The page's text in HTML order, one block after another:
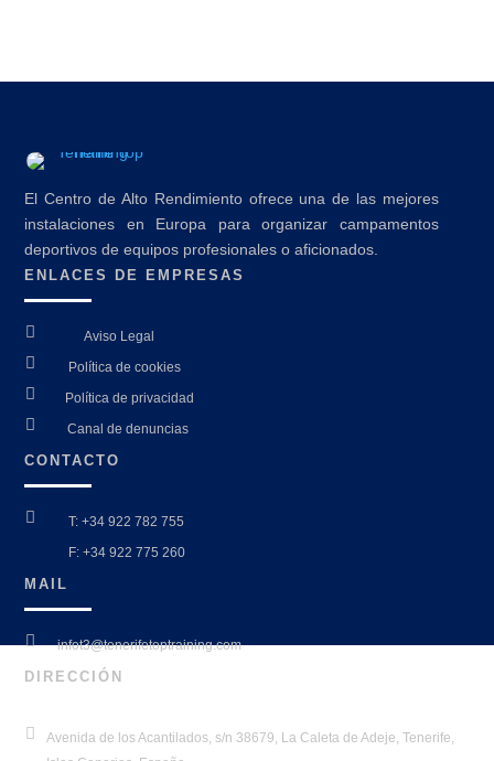
El Centro de Alto Rendimiento ofrece una de las mejores
instalaciones en Europa para organizar campamentos
deportivos de equipos profesionales o aficionados.
ENLACES DE EMPRESAS
 Aviso Legal
 Política de cookies
 Política de privacidad
 Canal de denuncias
CONTACTO
 T: +34 922 782 755
F: +34 922 775 260
MAIL
 infot3@tenerifetoptraining.com
DIRECCIÓN

Avenida de los Acantilados, s/n 38679, La Caleta de Adeje, Tenerife,